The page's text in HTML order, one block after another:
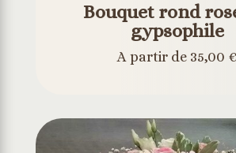
Bouquet rond
gypsophile
A partir de 35,00 €